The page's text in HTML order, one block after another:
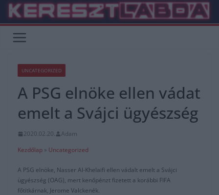
Skip
content
UNCATEGORIZED
A PSG elnöke ellen vádat
emelt a Svájci ügyészség
2020.02.20.
Adam
Kezdőlap » Uncategorized
A PSG elnöke, Nasser Al-Khelaifi ellen vádalt emelt a Svájci
ügyészség (OAG), mert kenőpénzt fizetett a korábbi FIFA
főtitkárnak, Jerome Valckenék.